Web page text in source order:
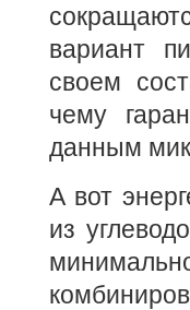
вариант
своем
чему
данным
А вот
из